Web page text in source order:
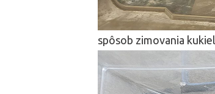
spôsob zimovania kukiel